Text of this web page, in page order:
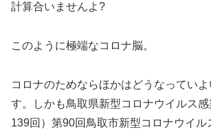
計算合いませんよ?
このように極端なコロナ脳。
コロナのためならほかはどうなってい
す。しかも鳥取県新型コロナウイルス
139回）第90回鳥取市新型コロナウイル